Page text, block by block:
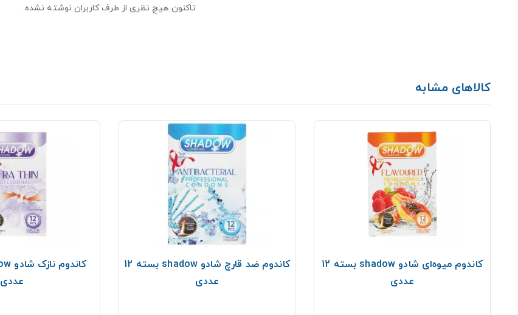
تاکنون هیچ نظری از طرف کاربران نوشته نشده.
کالاهای مشابه
کاندوم میوه‌ای شادو shadow بسته 12
عددی
کاندوم ضد قارچ شادو shadow بسته 12
عددی
عددی